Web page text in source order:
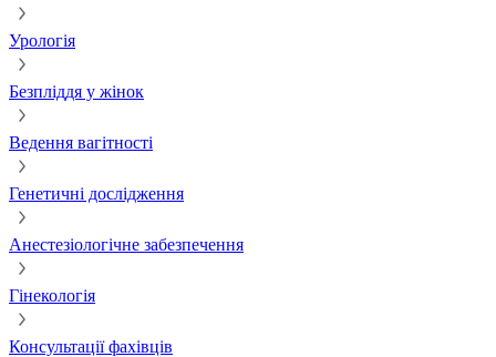
Урологія
Безпліддя у жінок
Ведення вагітності
Генетичні дослідження
Анестезіологічне забезпечення
Гінекологія
Консультації фахівців